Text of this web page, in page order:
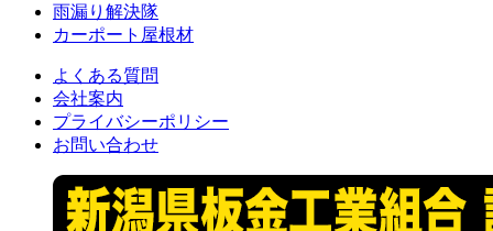
雨漏り解決隊
カーポート屋根材
よくある質問
会社案内
プライバシーポリシー
お問い合わせ